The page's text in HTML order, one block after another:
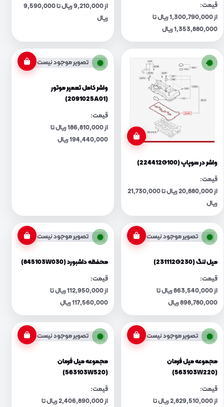
قیمت:
از 1,300,790,000 ریال تا
1,353,880,000 ریال
از 9,210,000 ریال تا 9,590,000
ریال
واشر در سوپاپ (224412G100)
قیمت:
از 20,880,000 ریال تا 21,730,000
ریال
تصویر موجود نیست
واشر کامل تعمیر موتور
(2091025A01)
قیمت:
از 186,810,000 ریال تا
194,440,000 ریال
تصویر موجود نیست
میل لنگ (231112G230)
قیمت:
از 863,540,000 ریال تا
898,780,000 ریال
تصویر موجود نیست
محفظه داشبورد (845103W030)
قیمت:
از 112,950,000 ریال تا
117,560,000 ریال
تصویر موجود نیست
مجموعه میل فرمان
(563103W220)
قیمت:
از 2,829,510,000 ریال تا
تصویر موجود نیست
مجموعه میل فرمان
(563103W520)
قیمت:
از 2,406,890,000 ریال تا